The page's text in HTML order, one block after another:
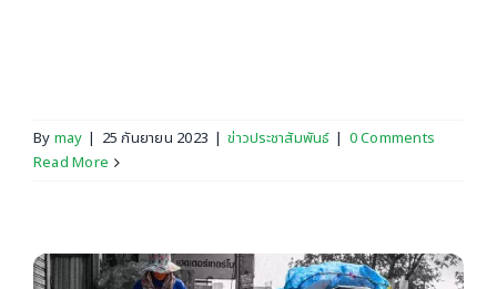
By may | 25 กันยายน 2023 | ข่าวประชาสัมพันธ์ | 0 Comments
Read More